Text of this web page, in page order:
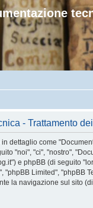
- Trattamento
dettaglio come
"noi", "ci", "nostro",
e phpBB (di seguito
"phpBB Limited", "phpBB
la navigazione sul sito